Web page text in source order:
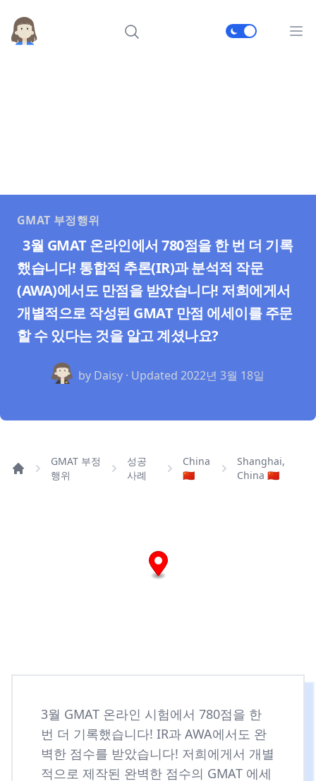
메
GMAT 부정행위
3월 GMAT 온라인에서 780점을 한 번 더 기록
했습니다! 통합적 추론(IR)과 분석적 작문
(AWA)에서도 만점을 받았습니다! 저희에게서
개별적으로 작성된 GMAT 만점 에세이를 주문
할 수 있다는 것을 알고 계셨나요?
by Daisy · Updated 2022년 3월 18일
GMAT 부정
행위
성공
사례
China
🇨🇳
Shanghai,
China 🇨🇳
3월 GMAT 온라인 시험에서 780점을 한
번 더 기록했습니다! IR과 AWA에서도 완
벽한 점수를 받았습니다! 저희에게서 개별
적으로 제작된 완벽한 점수의 GMAT 에세